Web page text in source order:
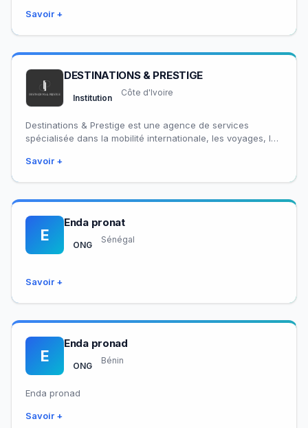
réseau panafricain…
Savoir +
DESTINATIONS & PRESTIGE
Institution
Côte d'Ivoire
Destinations & Prestige est une agence de services
spécialisée dans la mobilité internationale, les voyages, les
Savoir +
E
Enda pronat
ONG
Sénégal
Savoir +
E
Enda pronad
ONG
Bénin
Enda pronad
Savoir +